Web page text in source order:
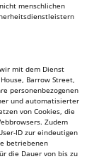
menschlichen
mit dem Dienst
Barrow Street,
personenbezogenen
und automatisierter
von Cookies, die
Zudem
ID zur eindeutigen
betriebenen
die Dauer von bis zu